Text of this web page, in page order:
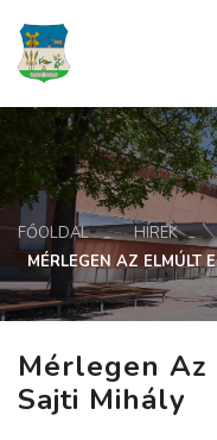
FŐOLDAL
HÍREK
MÉRLEGEN AZ ELMÚLT
Mérlegen Az
Sajti Mihály